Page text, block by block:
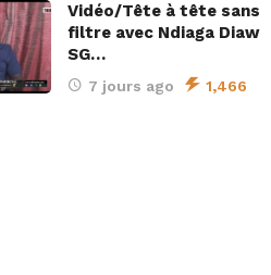
Vidéo/Tête à tête sans
filtre avec Ndiaga Diaw
SG…
7 jours ago 1,466